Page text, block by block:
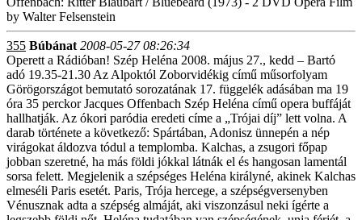
by Walter Felsenstein
355 Búbánat 2008-05-27 08:26:34
Operett a Rádióban! Szép Heléna 2008. május 27., kedd – Bartó
adó 19.35-21.30 Az Alpoktól Zoborvidékig című műsorfolyam
Görögországot bemutató sorozatának 17. függelék adásában ma 19
óra 35 perckor Jacques Offenbach Szép Heléna című opera buffáját
hallhatják. Az ókori paródia eredeti címe a „Trójai díj” lett volna. A
darab története a következő: Spártában, Adonisz ünnepén a nép
virágokat áldozva tódul a templomba. Kalchas, a zsugori főpap
jobban szeretné, ha más földi jókkal látnák el és hangosan lamentál
sorsa felett. Megjelenik a szépséges Heléna királyné, akinek Kalchas
elmeséli Paris esetét. Paris, Trója hercege, a szépségversenyben
Vénusznak adta a szépség almáját, aki viszonzásul neki ígérte a